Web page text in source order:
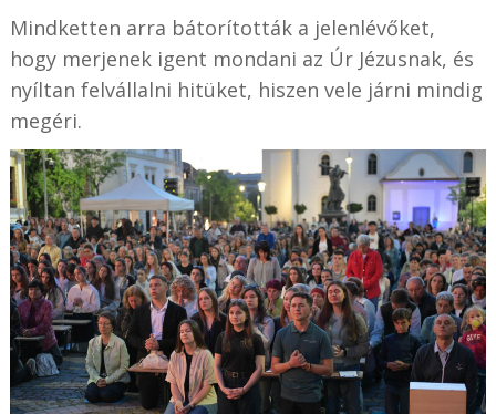
Mindketten arra bátorították a jelenlévőket,
hogy merjenek igent mondani az Úr Jézusnak, és
nyíltan felvállalni hitüket, hiszen vele járni mindig
megéri.